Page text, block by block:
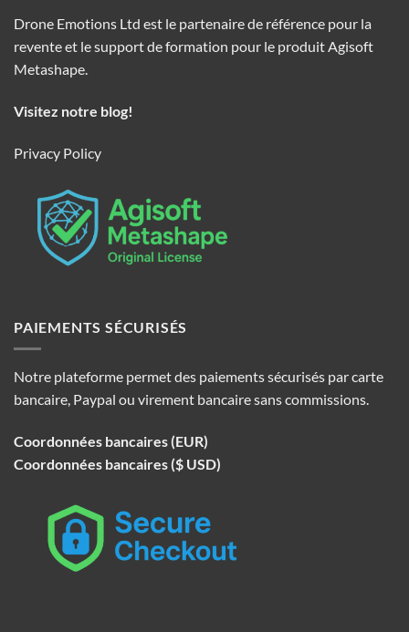
Drone Emotions Ltd est le partenaire de référence pour la
revente et le support de formation pour le produit Agisoft
Metashape.
Visitez notre blog!
Privacy Policy
PAIEMENTS SÉCURISÉS
Notre plateforme permet des paiements sécurisés par carte
bancaire, Paypal ou virement bancaire sans commissions.
Coordonnées bancaires (EUR)
Coordonnées bancaires ($ USD)